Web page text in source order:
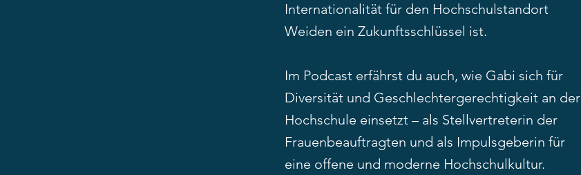
Internationalität für den Hochschulstandort
Weiden ein Zukunftsschlüssel ist.
Im Podcast erfährst du auch, wie Gabi sich für
Diversität und Geschlechtergerechtigkeit an der
Hochschule einsetzt – als Stellvertreterin der
Frauenbeauftragten und als Impulsgeberin für
eine offene und moderne Hochschulkultur.